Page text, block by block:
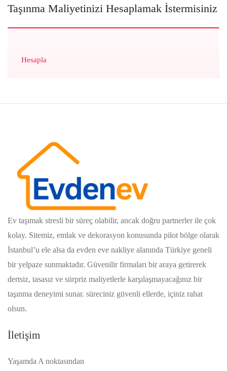
Taşınma Maliyetinizi Hesaplamak İstermisiniz
Hesapla
Ev taşımak stresli bir süreç olabilir, ancak doğru partnerler ile çok
kolay. Sitemiz, emlak ve dekorasyon konusunda pilot bölge olarak
İstanbul’u ele alsa da evden eve nakliye alanında Türkiye geneli
bir yelpaze sunmaktadır. Güvenilir firmaları bir araya getirerek
dertsiz, tasasız ve sürpriz maliyetlerle karşılaşmayacağınız bir
taşınma deneyimi sunar. süreciniz güvenli ellerde, içiniz rahat
olsun.
İletişim
Yaşamda A noktasından